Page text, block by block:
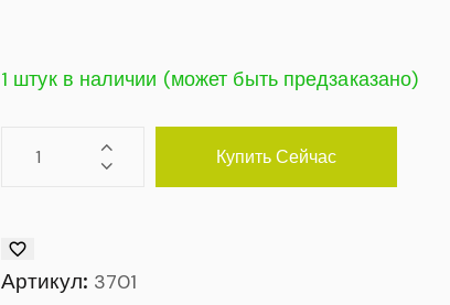
1 штук в наличии (может быть предзаказано)
Купить Сейчас
Артикул: 3701